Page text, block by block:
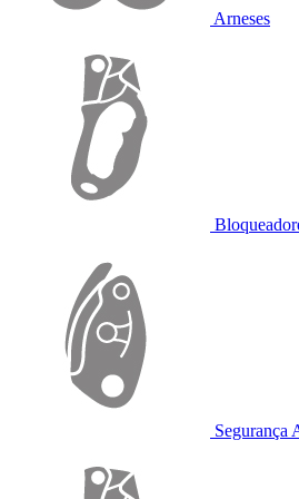
Arneses
Segurança